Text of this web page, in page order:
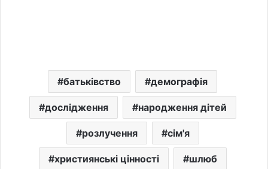
батьківство демографія
дослідження народження дітей
розлучення сім'я
християнські цінності шлюб